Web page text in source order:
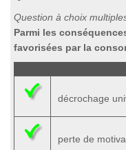
Question à choix
Parmi les
favorisées par la
décrochage
perte de